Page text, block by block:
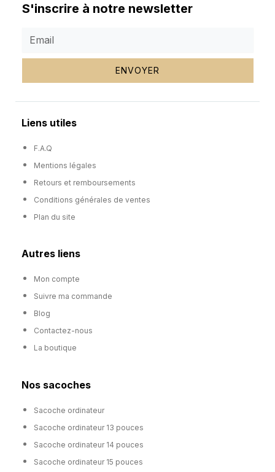
S'inscrire à notre newsletter
ENVOYER
Liens utiles
F.A.Q
Mentions légales
Retours et remboursements
Conditions générales de ventes
Plan du site
Autres liens
Mon compte
Suivre ma commande
Blog
Contactez-nous
La boutique
Nos sacoches
Sacoche ordinateur
Sacoche ordinateur 13 pouces
Sacoche ordinateur 14 pouces
Sacoche ordinateur 15 pouces